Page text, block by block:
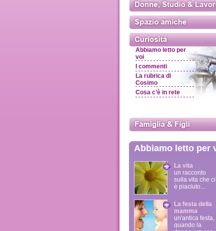
Abbiamo letto per
voi
I commenti
La rubrica di
Cosimo
Cosa c’è in rete
Abbiamo letto per
La vita
un racconto
sulla vita che ci
è piaciuto...
La festa della
mamma
un'antica festa,
quando la